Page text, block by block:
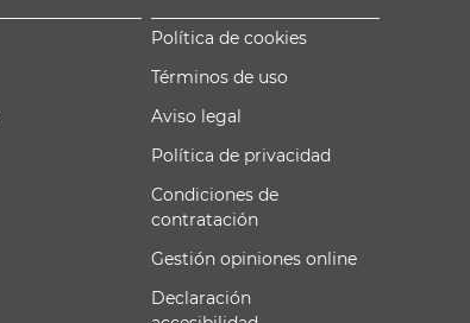
Política de cookies
Términos de uso
Aviso legal
Política de privacidad
Condiciones de
contratación
Gestión opiniones online
Declaración